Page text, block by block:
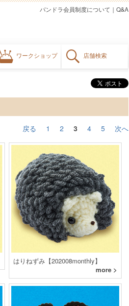
ワークショップ 店舗検索
Q&A
｜
パンドラ会員制度について
戻る 1 2 3 4 5 次へ
はりねずみ【202008monthly】
more >